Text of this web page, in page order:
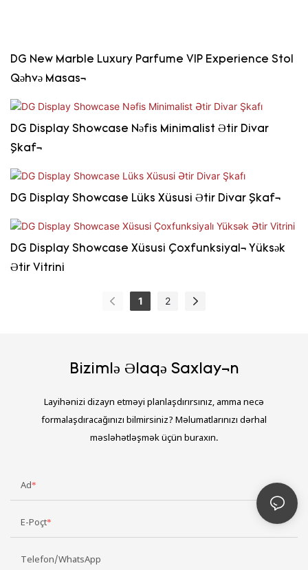
DG New Marble Luxury Parfume VIP Experience Stol
Qəhvə Masası
DG Display Showcase Nəfis Minimalist Ətir Divar
Şkafı
DG Display Showcase Lüks Xüsusi Ətir Divar Şkafı
DG Display Showcase Xüsusi Çoxfunksiyalı Yüksək
Ətir Vitrini
1 2
Bizimlə Əlaqə Saxlayın
Layihənizi dizayn etməyi planlaşdırırsınız, amma necə
formalaşdıracağınızı bilmirsiniz? Məlumatlarınızı dərhal
məsləhətləşmək üçün buraxın.
Ad
E-Poçt
Telefon/WhatsApp